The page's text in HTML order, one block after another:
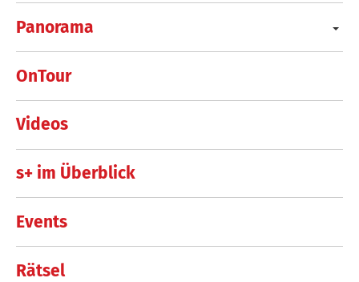
Panorama
OnTour
Videos
s+ im Überblick
Events
Rätsel